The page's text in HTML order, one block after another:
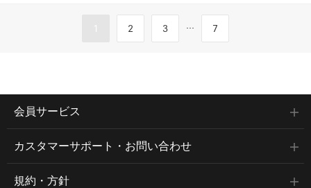
1 2 3 ... 7
会員サービス
カスタマーサポート・お問い合わせ
規約・方針